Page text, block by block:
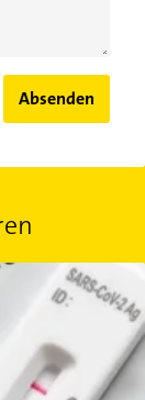
Absenden
Das